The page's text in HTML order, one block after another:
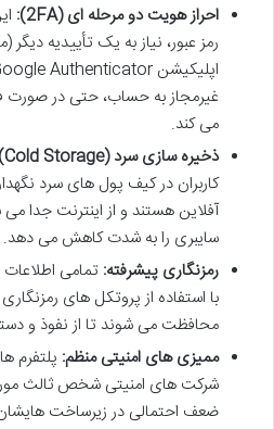
احراز هویت دو مرحله ای (2FA):
رمز عبور، نیاز به یک تأییدیه دیگر
غیرمجاز به حساب، حتی در صورت
می کند.
ذخیره سازی سرد (Cold Storage):
کاربران در کیف پول های سرد
آفلاین هستند و از اینترنت جدا
سایبری را به شدت کاهش می دهد.
رمزنگاری پیشرفته: تمامی
محافظت می شوند تا از نفوذ و
ممیزی های امنیتی منظم: پلتفرم
شرکت های امنیتی شخص ثالث مورد
ضعف احتمالی در زیرساخت